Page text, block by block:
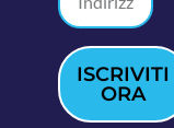
ISCRIVITI
ORA